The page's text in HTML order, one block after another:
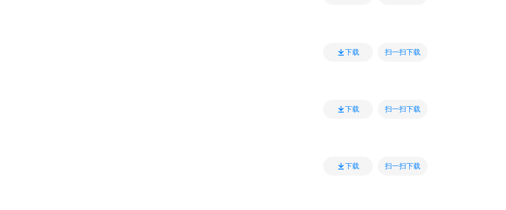
下载 扫一扫下载
下载 扫一扫下载
下载 扫一扫下载